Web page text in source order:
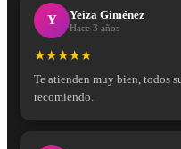
Y Yeiza Giménez
Hace 3 años
★★★★★
Te atienden muy bien, todos
recomiendo.